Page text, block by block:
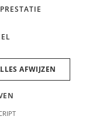
PRESTATIE
AFWIJZEN